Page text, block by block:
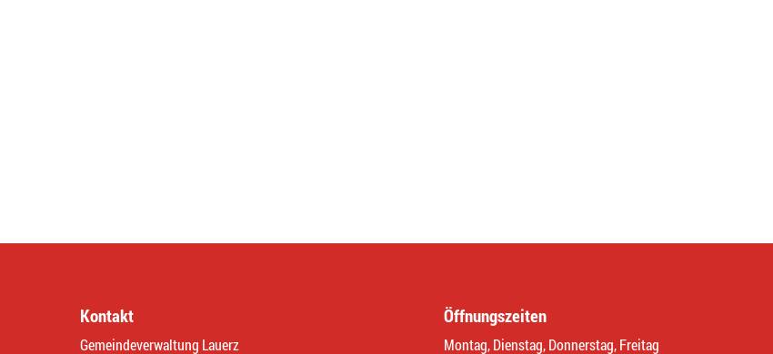
Kontakt
Gemeindeverwaltung Lauerz
Öffnungszeiten
Montag, Dienstag, Donnerstag, Freitag